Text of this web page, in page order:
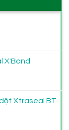
X'Bond
Xtraseal BT-